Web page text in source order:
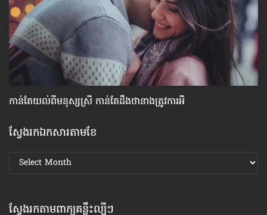
កាន់តែ​យល់​ពី​មនុស្សស្រី កាន់​តែ​ដឹង​ថា​នាង​ត្រូវ​ការ​អី
ស្វែងរកឯកសារតាមខែ
ស្វែងរក
ឯកសារ
ស្វែងរកតាមពាក្យគន្លឹះល្បីៗ